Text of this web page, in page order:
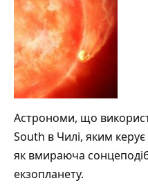
Астрономи, що
South в Чилі, яким керує
як вмираюча
екзопланету.